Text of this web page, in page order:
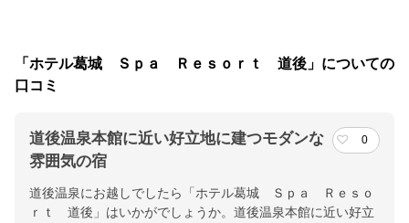
チェックアウ
ト
10:00
交通アクセス
道後温泉駅より徒歩５分！坊っちゃん湯道後温泉本館までは徒歩
「ホテル葛城 Ｓｐａ Ｒｅｓｏｒｔ 道後」についての
口コミ
道後温泉本館に近い好立地に建つモダンな
雰囲気の宿
0
道後温泉にお越しでしたら「ホテル葛城 Ｓｐａ Ｒｅｓｏ
ｒｔ 道後」はいかがでしょうか。道後温泉本館に近い好立